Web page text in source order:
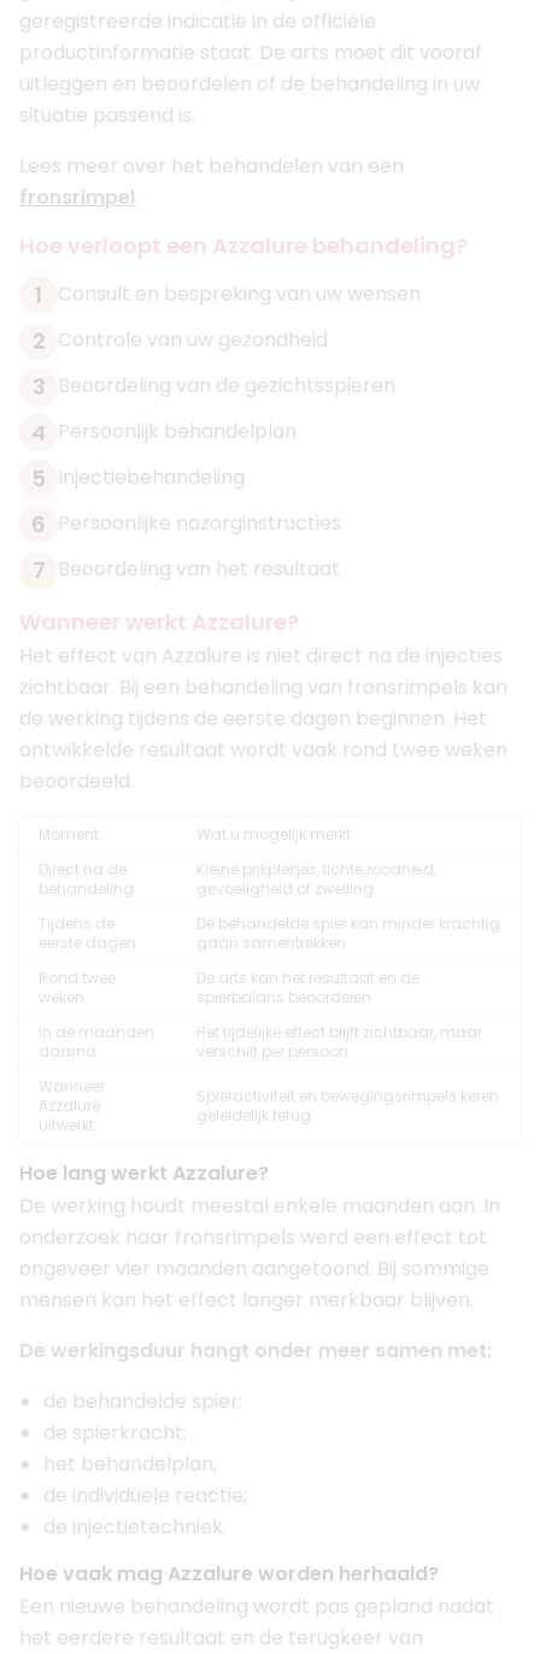
geregistreerde indicatie in de officiële
productinformatie staat. De arts moet dit vooraf
uitleggen en beoordelen of de behandeling in uw
situatie passend is.
Lees meer over het behandelen van een
fronsrimpel.
Hoe verloopt een Azzalure behandeling?
1
Consult en bespreking van uw wensen
2 Controle van uw gezondheid
3 Beoordeling van de gezichtsspieren
4 Persoonlijk behandelplan
5 Injectiebehandeling
6 Persoonlijke nazorginstructies
7 Beoordeling van het resultaat
Wanneer werkt Azzalure?
Het effect van Azzalure is niet direct na de injecties
zichtbaar. Bij een behandeling van fronsrimpels kan
de werking tijdens de eerste dagen beginnen. Het
ontwikkelde resultaat wordt vaak rond twee weken
beoordeeld.
Moment
Wat u mogelijk merkt
Direct na de
behandeling
Kleine prikplekjes, lichte roodheid,
gevoeligheid of zwelling
Tijdens de
eerste dagen
De behandelde spier kan minder krachtig
gaan samentrekken
Rond twee
weken
De arts kan het resultaat en de
spierbalans beoordelen
In de maanden
daarna
Het tijdelijke effect blijft zichtbaar, maar
verschilt per persoon
Wanneer
Azzalure
uitwerkt
Spieractiviteit en bewegingsrimpels keren
geleidelijk terug
Hoe lang werkt Azzalure?
De werking houdt meestal enkele maanden aan. In
onderzoek naar fronsrimpels werd een effect tot
ongeveer vier maanden aangetoond. Bij sommige
mensen kan het effect langer merkbaar blijven.
De werkingsduur hangt onder meer samen met:
de behandelde spier;
de spierkracht;
het behandelplan;
de individuele reactie;
de injectietechniek.
Hoe vaak mag Azzalure worden herhaald?
Een nieuwe behandeling wordt pas gepland nadat
het eerdere resultaat en de terugkeer van